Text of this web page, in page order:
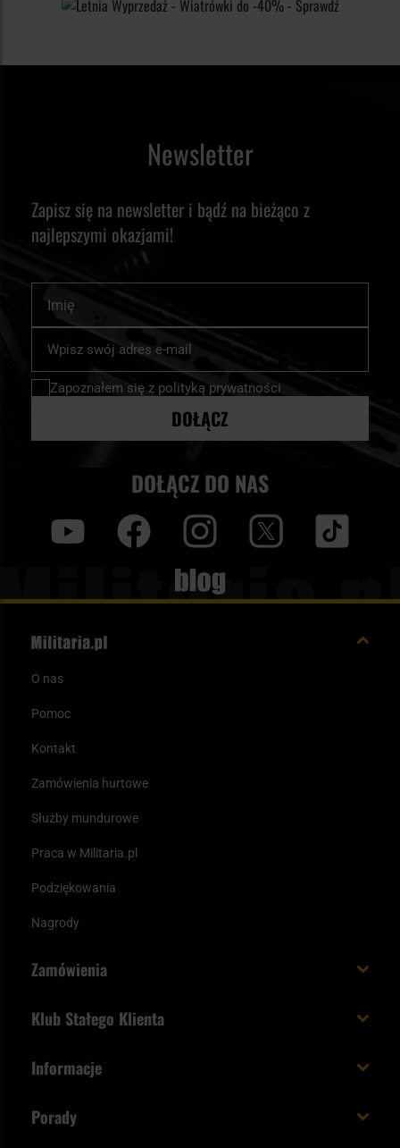
Newsletter
Zapisz się na newsletter i bądź na bieżąco z
najlepszymi okazjami!
nasz
newsletter:
Zapoznałem się z polityką prywatności
DOŁĄCZ
DOŁĄCZ DO NAS
Blog
O nas
Pomoc
Kontakt
Zamówienia hurtowe
Służby mundurowe
Praca w Militaria.pl
Podziękowania
Nagrody
Zamówienia
Paczka w weekend
Status zamówienia
Klub Stałego Klienta
Unboxing Militaria.pl
Informacje
Porady